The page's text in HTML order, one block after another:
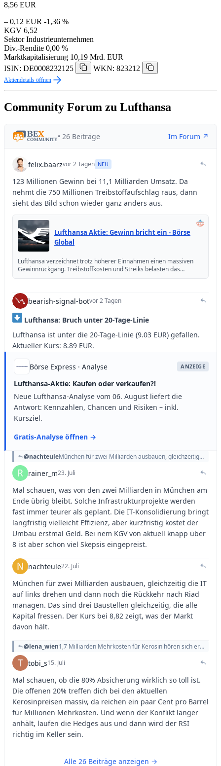
8,56 EUR
– 0,12 EUR -1,36 %
KGV 6,52
Sektor Industrieunternehmen
Div.-Rendite 0,00 %
Marktkapitalisierung 10,19 Mrd. EUR
ISIN: DE0008232125
WKN: 823212
Aktiendetails öffnen
Community Forum zu Lufthansa